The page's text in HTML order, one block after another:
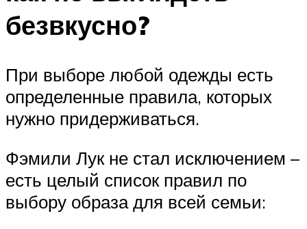
безвкусно?
При выборе любой одежды есть
определенные правила, которых
нужно придерживаться.
Фэмили Лук не стал исключением –
есть целый список правил по
выбору образа для всей семьи: